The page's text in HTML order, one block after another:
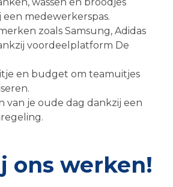
een medewerkerspas.
zoals Samsung, Adidas
voordeelplatform De
en budget om teamuitjes
van je oude dag dankzij een
ons werken!